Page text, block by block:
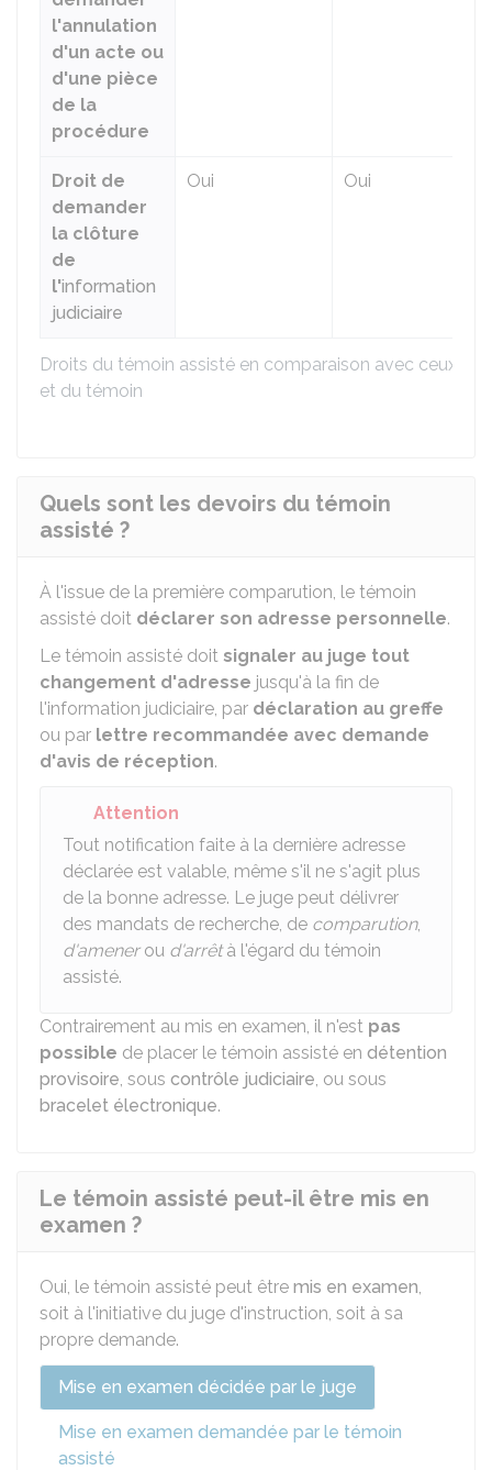
Droits du témoin assisté en comparaison avec ceux du
et du témoin
l'annulation
d'un acte ou
d'une pièce
de la
procédure
Droit de
demander
la clôture
de
l'information
judiciaire
Oui Oui
Quels sont les devoirs du témoin
assisté ?
À l'issue de la première comparution, le témoin
assisté doit déclarer son adresse personnelle.
Le témoin assisté doit signaler au juge tout
changement d'adresse jusqu'à la fin de
l'information judiciaire, par déclaration au greffe
ou par lettre recommandée avec demande
d'avis de réception.
Attention
Tout notification faite à la dernière adresse
déclarée est valable, même s'il ne s'agit plus
de la bonne adresse. Le juge peut délivrer
des mandats de recherche, de comparution,
d'amenerou d'arrêtà l'égard du témoin
assisté.
Contrairement au mis en examen, il n'est pas
possible de placer le témoin assisté en détention
provisoire, sous contrôle judiciaire, ou sous
bracelet électronique.
Le témoin assisté peut-il être mis en
examen ?
Oui, le témoin assisté peut être mis en examen,
soit à l'initiative du juge d'instruction, soit à sa
propre demande.
Mise en examen décidée par le juge
Mise en examen demandée par le témoin
assisté